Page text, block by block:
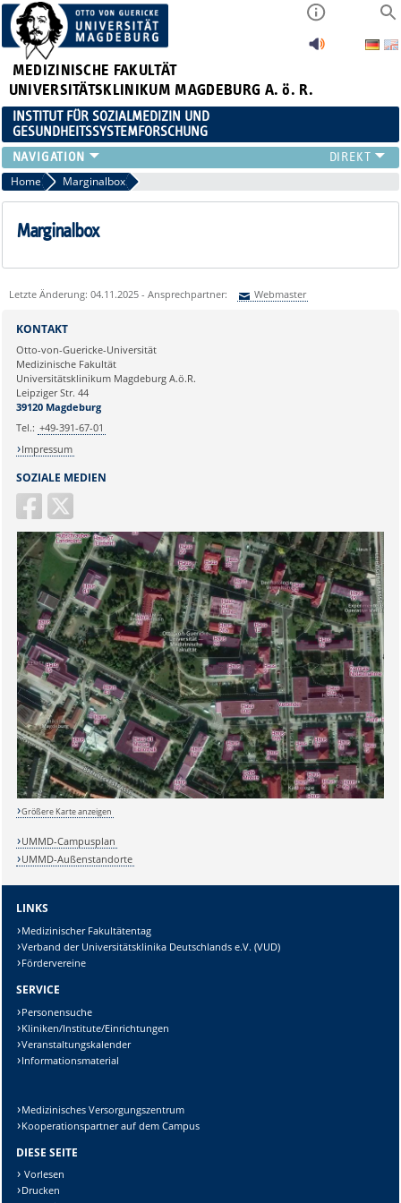
MEDIZINISCHE FAKULTÄT
UNIVERSITÄTSKLINIKUM MAGDEBURG A. ö. R.
INSTITUT FÜR SOZIALMEDIZIN UND
GESUNDHEITSSYSTEMFORSCHUNG
LEHRE
UNSER INSTITUT
TEAM
PUBLIKATIONEN
STELLENANGEBOTE
Home Marginalbox
Marginalbox
Letzte Änderung: 04.11.2025 - Ansprechpartner: Webmaster
Ihre E-Mailadresse:
Ihr Anliegen:
Sicherheitsabfrage:
Lösung:
SOZIALE MEDIEN
KONTAKT
Otto-von-Guericke-Universität
Medizinische Fakultät
Universitätsklinikum Magdeburg A.ö.R.
Leipziger Str. 44
39120 Magdeburg
Tel.: +49-391-67-01
Impressum
Größere Karte anzeigen
UMMD-Campusplan
UMMD-Außenstandorte
LINKS
Medizinischer Fakultätentag
Verband der Universitätsklinika Deutschlands e.V. (VUD)
Fördervereine
SERVICE
Personensuche
Kliniken/Institute/Einrichtungen
Veranstaltungskalender
Informationsmaterial
Medizinisches Versorgungszentrum
Kooperationspartner auf dem Campus
DIESE SEITE
Vorlesen
Drucken